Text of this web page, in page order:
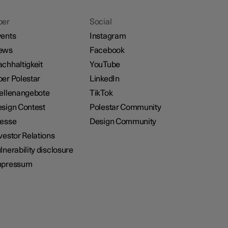
Polestar
Contest
Relations
disclosure
Social
Instagram
Facebook
YouTube
LinkedIn
TikTok
Polestar Community
Design Community